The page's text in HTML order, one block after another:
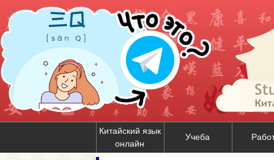
Китайский язык
онлайн
Учеба